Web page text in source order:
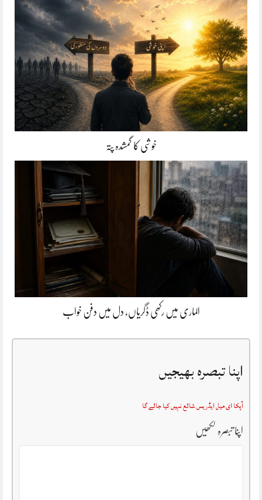
خوشی کا گمشدہ پتہ
الماری میں رکھی ڈگریاں، دل میں دفن خواب
اپنا تبصرہ بھیجیں
آپکا ای میل ایڈریس شائع نہیں کیا جائے گا
اپنا تبصرہ لکھیں